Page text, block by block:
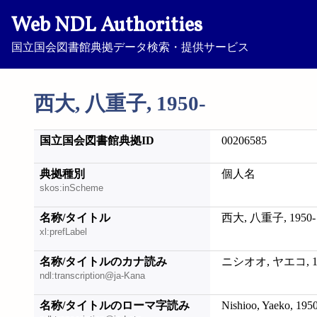
Web NDL Authorities
国立国会図書館典拠データ検索・提供サービス
西大, 八重子, 1950-
国立国会図書館典拠ID 00206585
典拠種別
skos:inScheme
個人名
名称/タイトル
xl:prefLabel
西大, 八重子, 1950-
名称/タイトルのカナ読み
ndl:transcription@ja-Kana
ニシオオ, ヤエコ,
名称/タイトルのローマ字読み Nishioo, Yaeko,